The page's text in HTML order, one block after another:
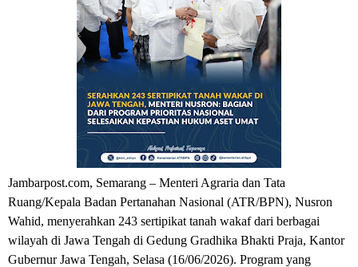
Jambarpost.com, Semarang – Menteri Agraria dan Tata
Ruang/Kepala Badan Pertanahan Nasional (ATR/BPN), Nusron
Wahid, menyerahkan 243 sertipikat tanah wakaf dari berbagai
wilayah di Jawa Tengah di Gedung Gradhika Bhakti Praja, Kantor
Gubernur Jawa Tengah, Selasa (16/06/2026). Program yang